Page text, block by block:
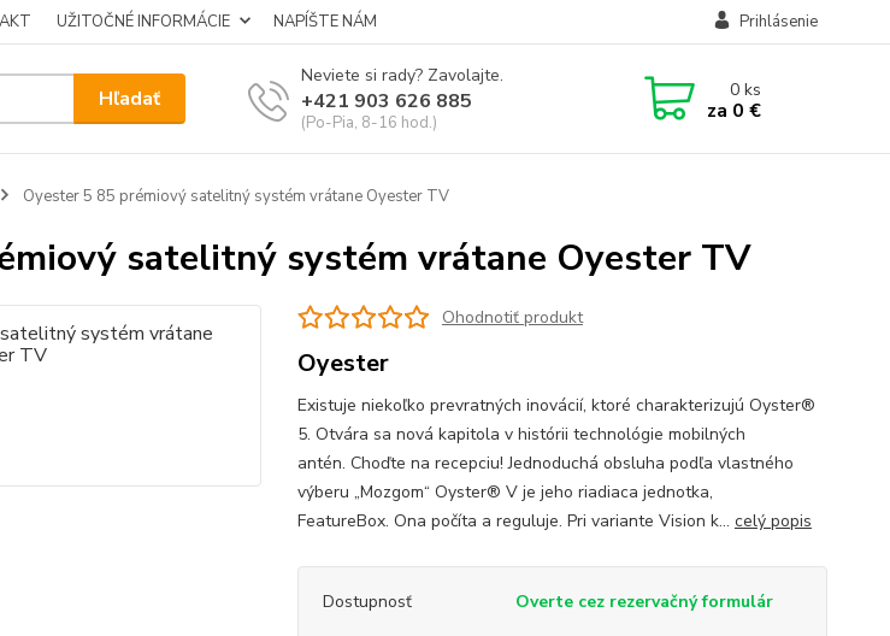
UŽITOČNÉ INFORMÁCIE NAPÍŠTE NÁM Prihlásenie
Hľadať
Neviete si rady? Zavolajte.
+421 903 626 885
(Po-Pia, 8-16 hod.)
0ks
za 0 €
Oyester 5 85 prémiový satelitný systém vrátane Oyester TV
satelitný systém vrátane Oyester TV
Ohodnotiť produkt
Oyester
Existuje niekoľko prevratných inovácií, ktoré charakterizujú Oyster®
5. Otvára sa nová kapitola v histórii technológie mobilných
antén. Choďte na recepciu! Jednoduchá obsluha podľa vlastného
výberu „Mozgom“ Oyster® V je jeho riadiaca jednotka,
FeatureBox. Ona počíta a reguluje. Pri variante Vision k... celý popis
Dostupnosť Overte cez rezervačný formulár